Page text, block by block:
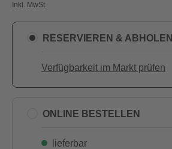
Inkl. MwSt.
RESERVIEREN & ABHOLEN
Verfügbarkeit im Markt prüfen
ONLINE BESTELLEN
lieferbar